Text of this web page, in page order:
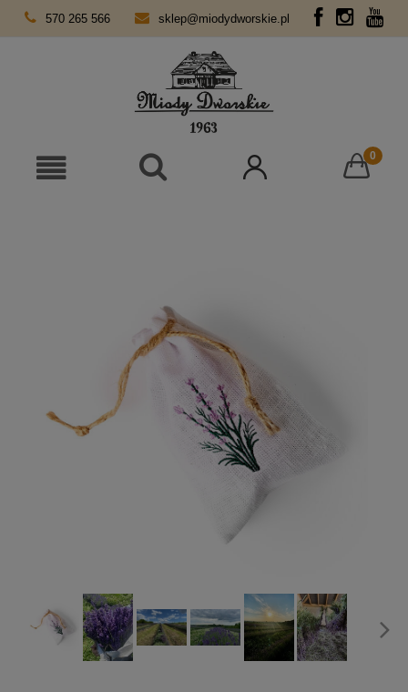
570 265 566 sklep@miodydworskie.pl